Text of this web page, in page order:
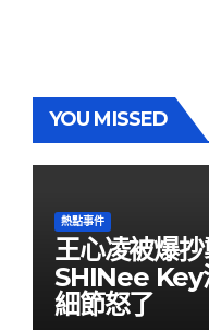
YOU MISSED
熱點事件
王心凌被爆
SHINee
細節怒了